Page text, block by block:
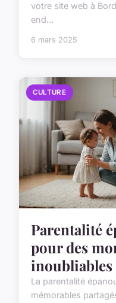
votre site web à
end...
6 mars 2025
CULTURE
Parentalité
pour des
inoubliables
La parentalité
mémorables